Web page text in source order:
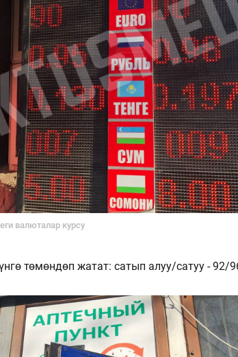
валюталар курсу
төмөндөп жатат: сатып алуу/сатуу - 92/